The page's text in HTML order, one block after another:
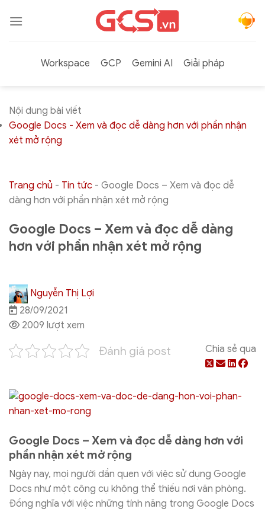
qua
Workspace
GCP Gemini AI Giải pháp
Nội dung bài viết
Google Docs - Xem và đọc dễ dàng hơn với phần nhận
xét mở rộng
Trang chủ - Tin tức - Google Docs – Xem và đọc dễ
dàng hơn với phần nhận xét mở rộng
Google Docs – Xem và đọc dễ dàng
hơn với phần nhận xét mở rộng
Nguyễn Thị Lợi
28/09/2021
2009 lượt xem
Đánh giá post Chia sẻ qua
Google Docs – Xem và đọc dễ dàng hơn với
phần nhận xét mở rộng
Ngày nay, mọi người dần quen với việc sử dụng Google
Docs như một công cụ không thể thiếu nơi văn phòng.
Đồng nghĩa với việc những tính năng trong Google Docs